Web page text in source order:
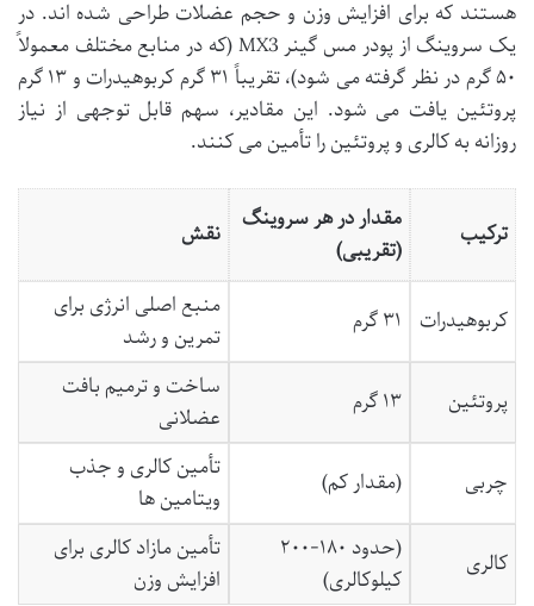
هستند که برای افزایش وزن و حجم عضلات طراحی شده اند. در
یک سروینگ از پودر مس گینر MX3 (که در منابع مختلف معمولاً
۵۰ گرم در نظر گرفته می شود)، تقریباً ۳۱ گرم کربوهیدرات و ۱۳ گرم
پروتئین یافت می شود. این مقادیر، سهم قابل توجهی از نیاز
روزانه به کالری و پروتئین را تأمین می کنند.
ترکیب
مقدار در هر سروینگ
(تقریبی)
نقش
کربوهیدرات ۳۱ گرم
منبع اصلی انرژی برای
تمرین و رشد
پروتئین
۱۳ گرم
ساخت و ترمیم بافت
عضلانی
چربی
(مقدار کم)
تأمین کالری و جذب
ویتامین ها
کالری
(حدود ۱۸۰-۲۰۰
کیلوکالری)
تأمین مازاد کالری برای
افزایش وزن